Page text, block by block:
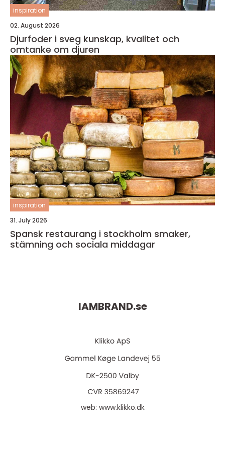
inspiration
02. August 2026
Djurfoder i sveg kunskap, kvalitet och
omtanke om djuren
inspiration
31. July 2026
Spansk restaurang i stockholm smaker,
stämning och sociala middagar
IAMBRAND.se
web: www.klikko.dk